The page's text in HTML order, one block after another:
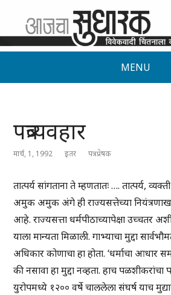
MENU
पत्रव्यवहार
मार्च, 1, 1992 इतर पत्रप्रेषक
तात्पर्य सांगताना ते म्हणतातः …. तात्पर्य,
अमुक अमुक अंगे ही राज्यसत्तेच्या
आहे. राज्यसत्ता धर्मपीठाच्यापेक्षा उच्चतर
याला मान्यता मिळाली. गाभ्याचा मुद्दा
अधिकार कोणाचा हा होता. ‘धर्माचा आधार
की नसावा हा मुद्दा नव्हता. हाच पळशीकरांचा
युरोपमध्ये १२०० वर्षे चाललेला संघर्ष याच